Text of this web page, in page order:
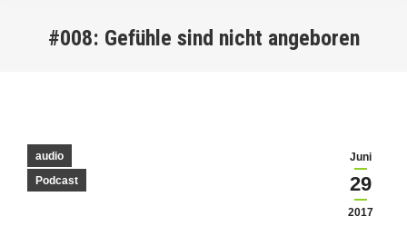
#008: Gefühle sind nicht angeboren
Juni
29
2017
audio
Podcast